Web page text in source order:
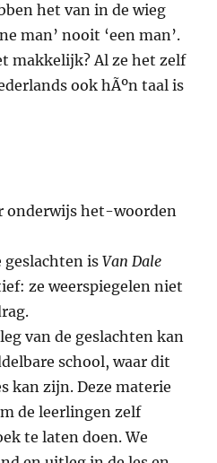
het van in de wieg
man’ nooit ‘een man’.
makkelijk? Al ze het zelf
ook hÃºn taal is
onderwijs het-woorden
geslachten isVan Dale
ze weerspiegelen niet
van de geslachten kan
school, waar dit
kan zijn. Deze materie
de leerlingen zelf
te laten doen. We